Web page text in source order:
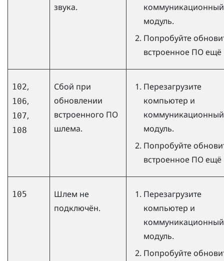
звука.
коммуникационный
модуль.
Попробуйте
встроенное ПО ещё
102,
106,
107,
108
Сбой при
обновлении
встроенного ПО
шлема.
Перезагрузите
компьютер и
коммуникационный
модуль.
Попробуйте
встроенное ПО ещё
105
Шлем не
подключён.
Перезагрузите
компьютер и
коммуникационный
модуль.
Попробуйте